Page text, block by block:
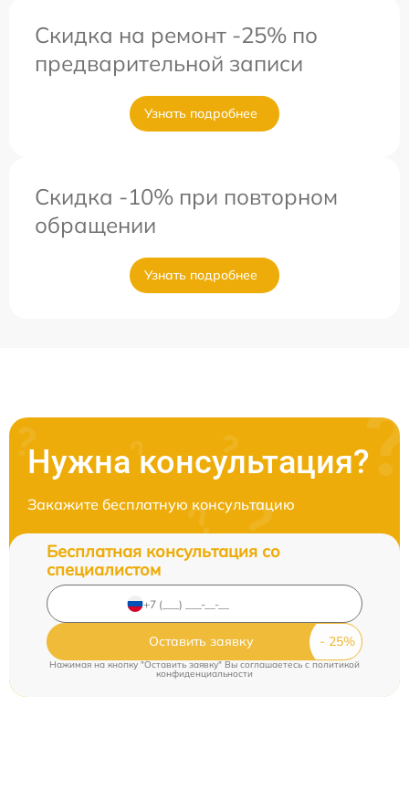
Скидка на ремонт -25% по
предварительной записи
Узнать подробнее
Скидка -10% при повторном
обращении
Узнать подробнее
Нужна консультация?
Закажите бесплатную консультацию
Бесплатная консультация со
специалистом
Оставить заявку
Нажимая на кнопку "Оставить заявку" Вы соглашаетесь c политикой
конфиденциальности